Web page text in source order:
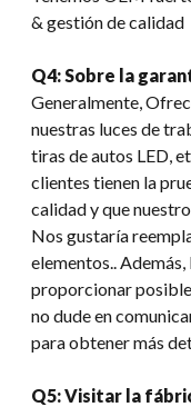
& gestión de calidad
Q4: Sobre la
Generalmente,
nuestras luces de
tiras de autos LED,
clientes tienen la
calidad y que
Nos gustaría
elementos..
proporcionar
no dude en
para obtener más
Q5: Visitar la